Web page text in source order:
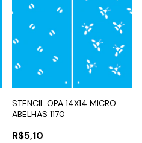
STENCIL OPA 14X14 MICRO
ABELHAS 1170
R$5,10